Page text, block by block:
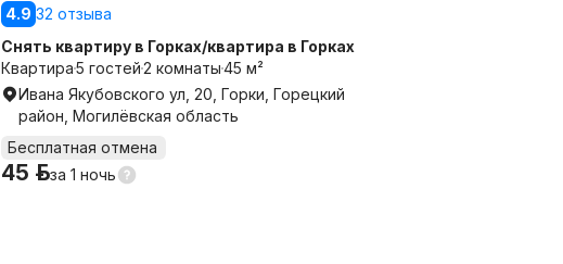
4.9 32 отзыва
Снять квартиру в Горках/квартира в Горках
Квартира5 гостей2 комнаты45 м²
Ивана Якубовского ул, 20, Горки, Горецкий
район, Могилёвская область
Бесплатная отмена
45 р.за 1 ночь